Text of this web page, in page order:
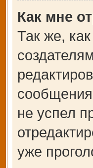
Как мне
Так же,
не успел
уже